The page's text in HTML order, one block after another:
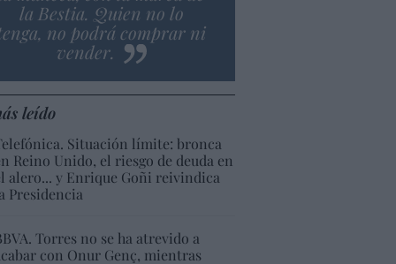
la Bestia. Quien no lo
no podrá comprar ni
vender.
leído
Situación límite: bronca
Reino Unido, el riesgo de deuda en
alero... y Enrique Goñi reivindica
Presidencia
Torres no se ha atrevido a
con Onur Genç, mientras